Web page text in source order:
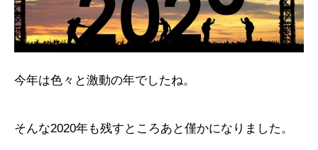
今年は色々と激動の年でしたね。
そんな2020年も残すところあと僅かになりました。